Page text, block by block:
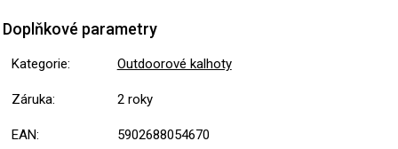
Doplňkové parametry
Kategorie: Outdoorové kalhoty
Záruka: 2 roky
EAN: 5902688054670